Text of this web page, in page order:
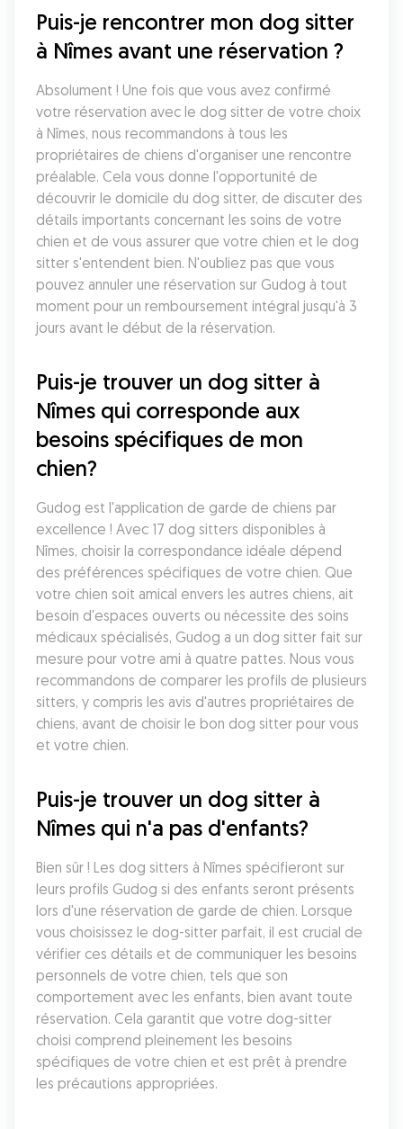
Puis-je rencontrer mon dog sitter
à Nîmes avant une réservation ?
Absolument ! Une fois que vous avez confirmé
votre réservation avec le dog sitter de votre choix
à Nîmes, nous recommandons à tous les
propriétaires de chiens d'organiser une rencontre
préalable. Cela vous donne l'opportunité de
découvrir le domicile du dog sitter, de discuter des
détails importants concernant les soins de votre
chien et de vous assurer que votre chien et le dog
sitter s'entendent bien. N'oubliez pas que vous
pouvez annuler une réservation sur Gudog à tout
moment pour un remboursement intégral jusqu'à 3
jours avant le début de la réservation.
Puis-je trouver un dog sitter à
Nîmes qui corresponde aux
besoins spécifiques de mon
chien?
Gudog est l'application de garde de chiens par
excellence ! Avec 17 dog sitters disponibles à
Nîmes, choisir la correspondance idéale dépend
des préférences spécifiques de votre chien. Que
votre chien soit amical envers les autres chiens, ait
besoin d'espaces ouverts ou nécessite des soins
médicaux spécialisés, Gudog a un dog sitter fait sur
mesure pour votre ami à quatre pattes. Nous vous
recommandons de comparer les profils de plusieurs
sitters, y compris les avis d'autres propriétaires de
chiens, avant de choisir le bon dog sitter pour vous
et votre chien.
Puis-je trouver un dog sitter à
Nîmes qui n'a pas d'enfants?
Bien sûr ! Les dog sitters à Nîmes spécifieront sur
leurs profils Gudog si des enfants seront présents
lors d'une réservation de garde de chien. Lorsque
vous choisissez le dog-sitter parfait, il est crucial de
vérifier ces détails et de communiquer les besoins
personnels de votre chien, tels que son
comportement avec les enfants, bien avant toute
réservation. Cela garantit que votre dog-sitter
choisi comprend pleinement les besoins
spécifiques de votre chien et est prêt à prendre
les précautions appropriées.